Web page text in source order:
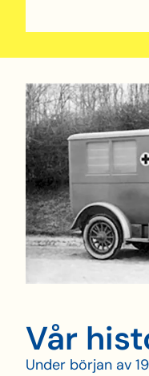
Vår
Under början av